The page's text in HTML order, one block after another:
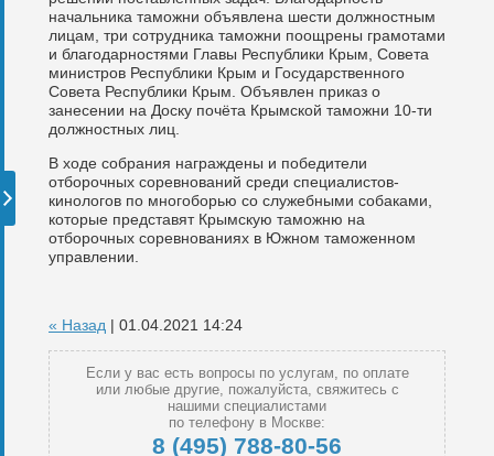
начальника таможни объявлена шести должностным
лицам, три сотрудника таможни поощрены грамотами
и благодарностями Главы Республики Крым, Совета
министров Республики Крым и Государственного
Совета Республики Крым. Объявлен приказ о
занесении на Доску почёта Крымской таможни 10-ти
должностных лиц.
В ходе собрания награждены и победители
отборочных соревнований среди специалистов-
кинологов по многоборью со служебными собаками,
которые представят Крымскую таможню на
отборочных соревнованиях в Южном таможенном
управлении.
« Назад | 01.04.2021 14:24
Если у вас есть вопросы по услугам, по оплате
или любые другие, пожалуйста, свяжитесь с
нашими специалистами
по телефону в Москве:
8 (495) 788-80-56